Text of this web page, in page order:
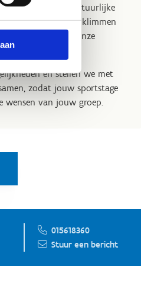
hebt voor avontuurlijke
tot klimmen
biedt onze
en stellen we met
zodat jouw sportstage
wensen van jouw groep.
015618360
Stuur een bericht